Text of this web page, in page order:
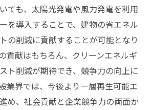
ても、太陽光発電や風力発電を利用
を導入することで、建物の省エネル
の削減に貢献することが可能となり
貢献はもちろん、クリーンエネルギ
ト削減が期待でき、競争力の向上に
業界では、今後より一層再生可能エ
め、社会貢献と企業競争力の両面か